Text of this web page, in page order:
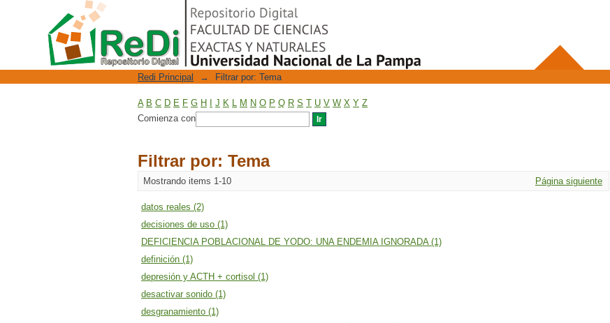
Filtrar por: Tema
Repositorio Digital
Redi Principal → Filtrar por: Tema
A B C D E F G H J K L M N O P Q R S T U V W X Y Z
Comienza con
Filtrar por: Tema
Mostrando items 1-10 Página siguiente
datos reales (2)
decisiones de uso (1)
DEFICIENCIA POBLACIONAL DE YODO: UNA ENDEMIA IGNORADA (1)
definición (1)
depresión y ACTH + cortisol (1)
desactivar sonido (1)
desgranamiento (1)